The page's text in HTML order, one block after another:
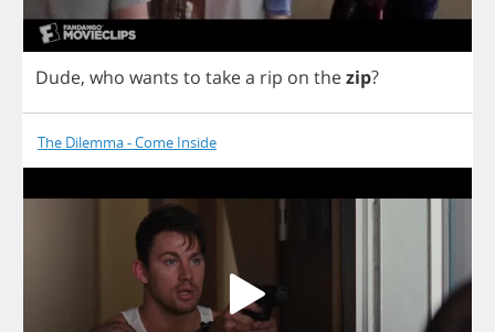
Dude, who wants to takea rip on thezip?
The Dilemma - Come Inside